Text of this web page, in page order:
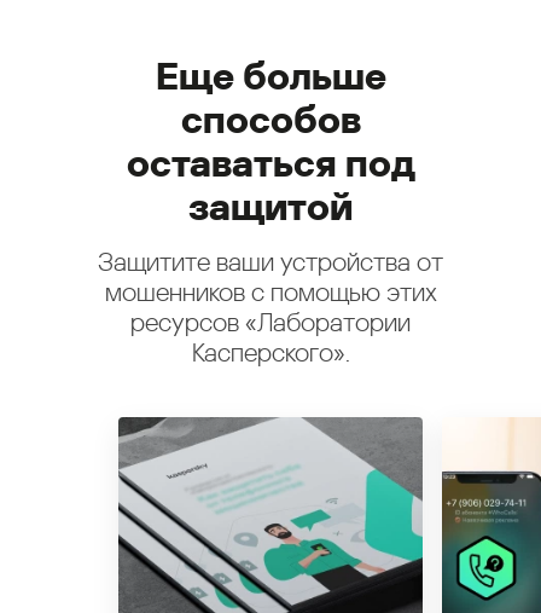
Еще больше
способов
оставаться под
защитой
Защитите ваши устройства от
мошенников с помощью этих
ресурсов «Лаборатории
Касперского».